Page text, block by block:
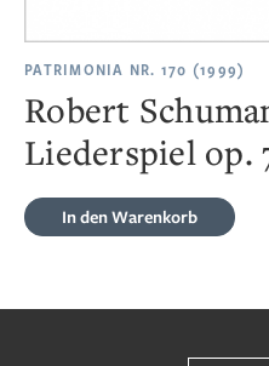
PATRIMONIA NR. 170 (1999)
Robert
Liederspiel op.
In den Warenkorb